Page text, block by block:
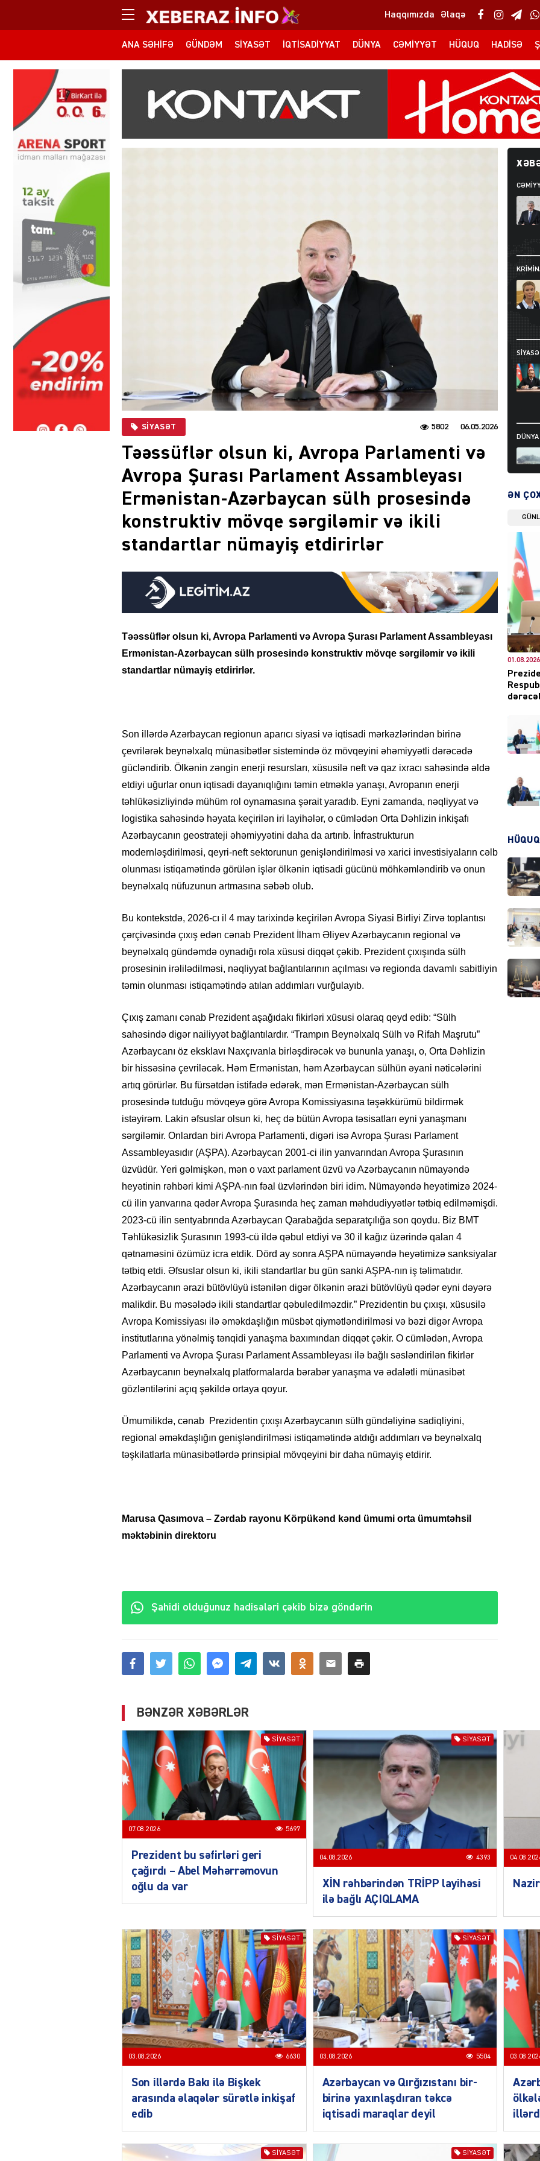
Haqqımızda Əlaqə
ANA SƏHIFƏ GÜNDƏM SIYASƏT İQTISADIYYAT DÜNYA CƏMIYYƏT HÜQUQ HADISƏ
SIYASƏT 06.05.2026
5802
Təəssüflər olsun ki, Avropa Parlamenti və
Avropa Şurası Parlament Assambleyası
Ermənistan-Azərbaycan sülh prosesində
konstruktiv mövqe sərgiləmir və ikili
standartlar nümayiş etdirirlər
Təəssüflər olsun ki, Avropa Parlamenti və Avropa Şurası Parlament Assambleyası
Ermənistan-Azərbaycan sülh prosesində konstruktiv mövqe sərgiləmir və ikili
standartlar nümayiş etdirirlər.
Son illərdə Azərbaycan regionun aparıcı siyasi və iqtisadi mərkəzlərindən birinə
çevrilərək beynəlxalq münasibətlər sistemində öz mövqeyini əhəmiyyətli dərəcədə
gücləndirib. Ölkənin zəngin enerji resursları, xüsusilə neft və qaz ixracı sahəsində əldə
etdiyi uğurlar onun iqtisadi dayanıqlığını təmin etməklə yanaşı, Avropanın enerji
təhlükəsizliyində mühüm rol oynamasına şərait yaradıb. Eyni zamanda, nəqliyyat və
logistika sahəsində həyata keçirilən iri layihələr, o cümlədən Orta Dəhlizin inkişafı
Azərbaycanın geostrateji əhəmiyyətini daha da artırıb. İnfrastrukturun
modernləşdirilməsi, qeyri-neft sektorunun genişləndirilməsi və xarici investisiyaların cəlb
olunması istiqamətində görülən işlər ölkənin iqtisadi gücünü möhkəmləndirib və onun
beynəlxalq nüfuzunun artmasına səbəb olub.
Bu kontekstdə, 2026-cı il 4 may tarixində keçirilən Avropa Siyasi Birliyi Zirvə toplantısı
çərçivəsində çıxış edən cənab Prezident İlham Əliyev Azərbaycanın regional və
beynəlxalq gündəmdə oynadığı rola xüsusi diqqət çəkib. Prezident çıxışında sülh
prosesinin irəlilədilməsi, nəqliyyat bağlantılarının açılması və regionda davamlı sabitliyin
təmin olunması istiqamətində atılan addımları vurğulayıb.
Çıxış zamanı cənab Prezident aşağıdakı fikirləri xüsusi olaraq qeyd edib: “Sülh
sahəsində digər nailiyyət bağlantılardır. “Trampın Beynəlxalq Sülh və Rifah Maşrutu”
Azərbaycanı öz eksklavı Naxçıvanla birləşdirəcək və bununla yanaşı, o, Orta Dəhlizin
bir hissəsinə çevriləcək. Həm Ermənistan, həm Azərbaycan sülhün əyani nəticələrini
artıq görürlər. Bu fürsətdən istifadə edərək, mən Ermənistan-Azərbaycan sülh
prosesində tutduğu mövqeyə görə Avropa Komissiyasına təşəkkürümü bildirmək
istəyirəm. Lakin əfsuslar olsun ki, heç də bütün Avropa təsisatları eyni yanaşmanı
sərgiləmir. Onlardan biri Avropa Parlamenti, digəri isə Avropa Şurası Parlament
Assambleyasıdır (AŞPA). Azərbaycan 2001-ci ilin yanvarından Avropa Şurasının
üzvüdür. Yeri gəlmişkən, mən o vaxt parlament üzvü və Azərbaycanın nümayəndə
heyətinin rəhbəri kimi AŞPA-nın fəal üzvlərindən biri idim. Nümayəndə heyətimizə 2024-
cü ilin yanvarına qədər Avropa Şurasında heç zaman məhdudiyyətlər tətbiq edilməmişdi.
2023-cü ilin sentyabrında Azərbaycan Qarabağda separatçılığa son qoydu. Biz BMT
Təhlükəsizlik Şurasının 1993-cü ildə qəbul etdiyi və 30 il kağız üzərində qalan 4
qətnaməsini özümüz icra etdik. Dörd ay sonra AŞPA nümayəndə heyətimizə sanksiyalar
tətbiq etdi. Əfsuslar olsun ki, ikili standartlar bu gün sanki AŞPA-nın iş təlimatıdır.
Azərbaycanın ərazi bütövlüyü istənilən digər ölkənin ərazi bütövlüyü qədər eyni dəyərə
malikdir. Bu məsələdə ikili standartlar qəbuledilməzdir.” Prezidentin bu çıxışı, xüsusilə
Avropa Komissiyası ilə əməkdaşlığın müsbət qiymətləndirilməsi və bəzi digər Avropa
institutlarına yönəlmiş tənqidi yanaşma baxımından diqqət çəkir. O cümlədən, Avropa
Parlamenti və Avropa Şurası Parlament Assambleyası ilə bağlı səsləndirilən fikirlər
Azərbaycanın beynəlxalq platformalarda bərabər yanaşma və ədalətli münasibət
gözləntilərini açıq şəkildə ortaya qoyur.
Ümumilikdə, cənab Prezidentin çıxışı Azərbaycanın sülh gündəliyinə sadiqliyini,
regional əməkdaşlığın genişləndirilməsi istiqamətində atdığı addımları və beynəlxalq
təşkilatlarla münasibətlərdə prinsipial mövqeyini bir daha nümayiş etdirir.
Marusa Qasımova – Zərdab rayonu Körpükənd kənd ümumi orta ümumtəhsil
məktəbinin direktoru
Şahidi olduğunuz hadisələri çəkib bizə göndərin
DÜNYA
XARİCİ
HADISƏ
SIYASƏT
DÜNYA
ƏN
01.08.2026
HÜQUQ
BƏNZƏR XƏBƏRLƏR
SIYASƏT
07.08.2026 5697
Prezident bu səfirləri geri
çağırdı – Abel Məhərrəmovun
oğlu da var
SIYASƏT
04.08.2026 4393
XİN rəhbərindən TRİPP layihəsi
ilə bağlı AÇIQLAMA
SIYASƏT
03.08.2026 6630
Son illərdə Bakı ilə Bişkek
arasında əlaqələr sürətlə inkişaf
edib
SIYASƏT
03.08.2026 5504
Azərbaycan və Qırğızıstanı bir-
birinə yaxınlaşdıran təkcə
iqtisadi maraqlar deyil
SIYASƏT SIYASƏT